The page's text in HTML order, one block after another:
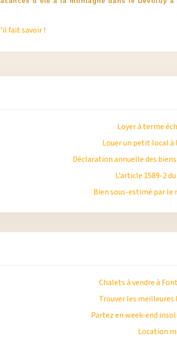
fait savoir !
Loyer à terme
Louer un petit local à
Déclaration annuelle des
L’article 1589-2
Bien sous-estimé par le
Chalets à vendre à
Trouver les meilleures
Partez en week-end
Location